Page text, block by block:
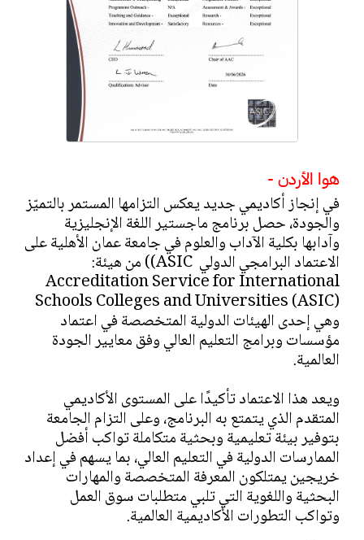
هوا الأردن -
في إنجاز أكاديمي جديد يعكس التزامها المستمر بالتميّز
والجودة، حصل برنامج ماجستير اللغة الإنجليزية
وآدابها بكلية الآداب والعلوم في جامعة عمان الأهلية على
الاعتماد البرامجي الدولي ASIC)) من هيئة:
Accreditation Service for International
Schools Colleges and Universities (ASIC)
وهي إحدى الهيئات الدولية المتخصصة في اعتماد
مؤسسات وبرامج التعليم العالي وفق معايير الجودة
العالمية.
ويعد هذا الاعتماد تأكيدًا على المستوى الأكاديمي
المتقدم الذي يتمتع به البرنامج، وعلى التزام الجامعة
بتوفير بيئة تعليمية وبحثية متكاملة تواكب أفضل
الممارسات الدولية في التعليم العالي، بما يسهم في إعداد
خريجين يمتلكون المعرفة المتخصصة والمهارات
البحثية واللغوية التي تلبي متطلبات سوق العمل
وتواكب التطورات الأكاديمية العالمية.